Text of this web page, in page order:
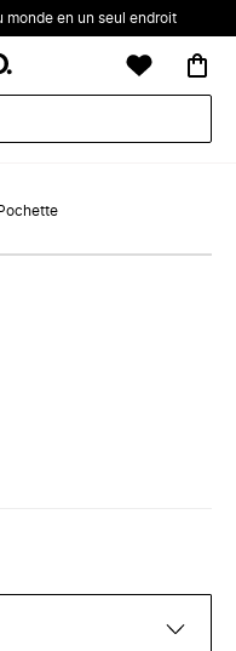
monde en un seul endroit
Pochette